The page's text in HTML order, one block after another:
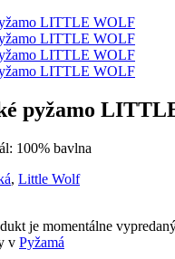
pyžamo
100% bavlna
, Little Wolf
je momentálne
v Pyžamá